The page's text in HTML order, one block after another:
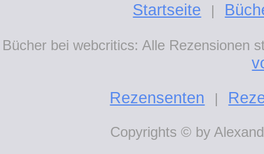
Startseite |
Bücher bei webcritics: Alle Rezensionen
Rezensenten
|
Copyrights © by